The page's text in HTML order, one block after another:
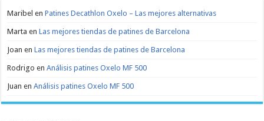
Maribel enPatines Decathlon Oxelo – Las mejores alternativas
Marta enLas mejores tiendas de patines de Barcelona
Joan enLas mejores tiendas de patines de Barcelona
Rodrigo enAnálisis patines Oxelo MF 500
Juan enAnálisis patines Oxelo MF 500